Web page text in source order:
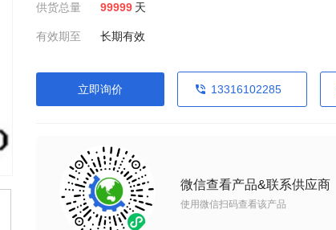
供货总量 99999 天
有效期至 长期有效
立即询价 13316102285
微信查看产品&联系供应商
使用微信扫码查看该产品